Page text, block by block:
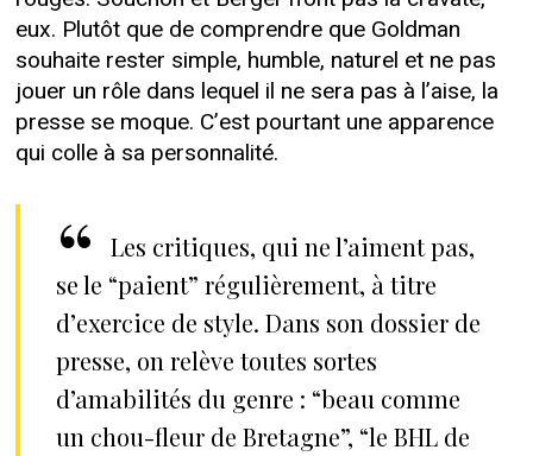
eux. Plutôt que de comprendre que Goldman
souhaite rester simple, humble, naturel et ne pas
jouer un rôle dans lequel il ne sera pas à l’aise, la
presse se moque. C’est pourtant une apparence
qui colle à sa personnalité.
Les critiques, qui ne l’aiment pas,
se le “paient” régulièrement, à titre
d’exercice de style. Dans son dossier de
presse, on relève toutes sortes
d’amabilités du genre : “beau comme
un chou-fleur de Bretagne”, “le BHL de